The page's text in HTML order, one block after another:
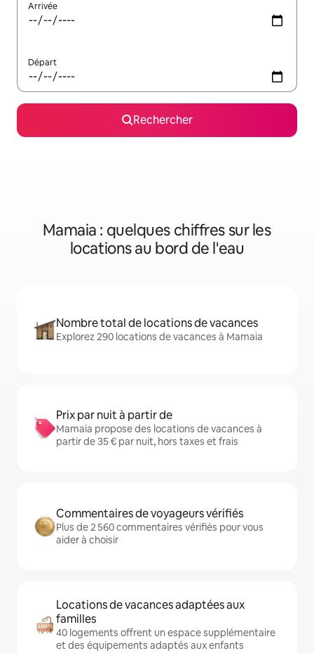
Arrivée
Départ
Rechercher
Mamaia : quelques chiffres sur les
locations au bord de l'eau
Nombre total de locations de vacances
Explorez 290 locations de vacances à Mamaia
Prix par nuit à partir de
Mamaia propose des locations de vacances à
partir de 35 € par nuit, hors taxes et frais
Commentaires de voyageurs vérifiés
Plus de 2 560 commentaires vérifiés pour vous
aider à choisir
Locations de vacances adaptées aux
familles
40 logements offrent un espace supplémentaire
et des équipements adaptés aux enfants